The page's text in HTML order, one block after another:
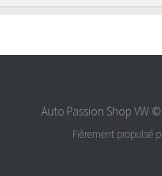
Auto Passion Shop VW
Fièrement propulsé